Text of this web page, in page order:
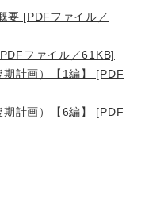
要 [PDFファイル／
ファイル／61KB]
計画）【1編】 [PDF
計画）【6編】 [PDF